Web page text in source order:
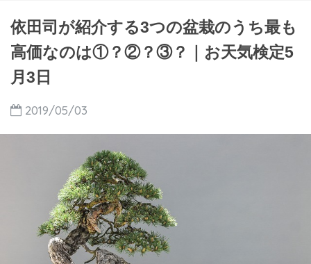
依田司が紹介する3つの盆栽のうち最も
高価なのは①？②？③？｜お天気検定5
月3日
2019/05/03